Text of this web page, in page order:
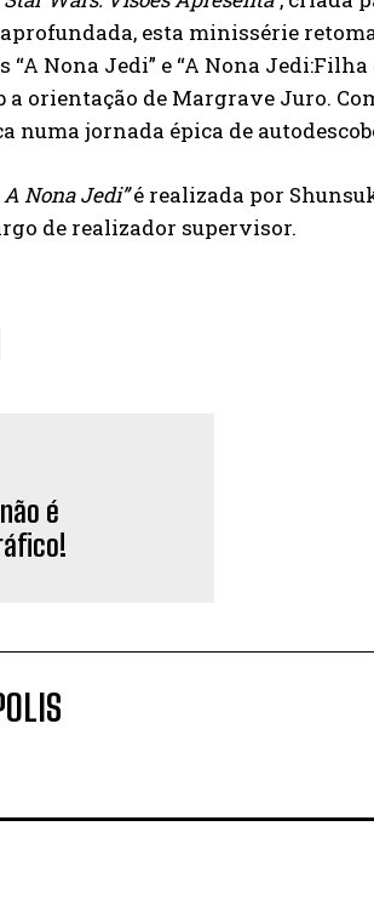
esta minissérie
Nona Jedi” e “A Nona
orientação de Margrave Juro.
numa jornada épica de
Nona Jedi”é realizada por
de realizador supervisor.
é